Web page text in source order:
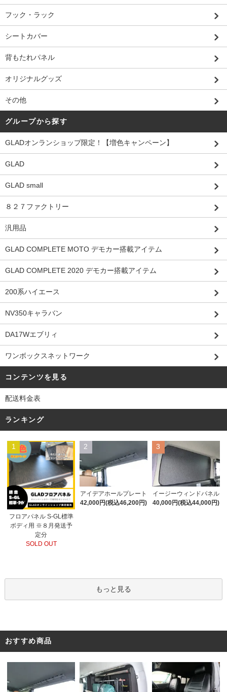
フック・ラック
シートカバー
背もたれパネル
オリジナルグッズ
その他
グループから探す
GLADオンランショップ限定！【増色キャンペーン】
GLAD
GLAD small
８２７ファクトリー
汎用品
GLAD COMPLETE MOTO デモカー搭載アイテム
GLAD COMPLETE 2020 デモカー搭載アイテム
200系ハイエース
NV350キャラバン
DA17Wエブリィ
ワンボックスネットワーク
コンテンツを見る
配送料金表
ランキング
1
フロアパネル S-GL標準
ボディ用 ※８月発送予
定分
SOLD OUT
2
アイデアホールプレート
42,000円(税込46,200円)
3
イージーウィンドパネル
40,000円(税込44,000円)
もっと見る
おすすめ商品